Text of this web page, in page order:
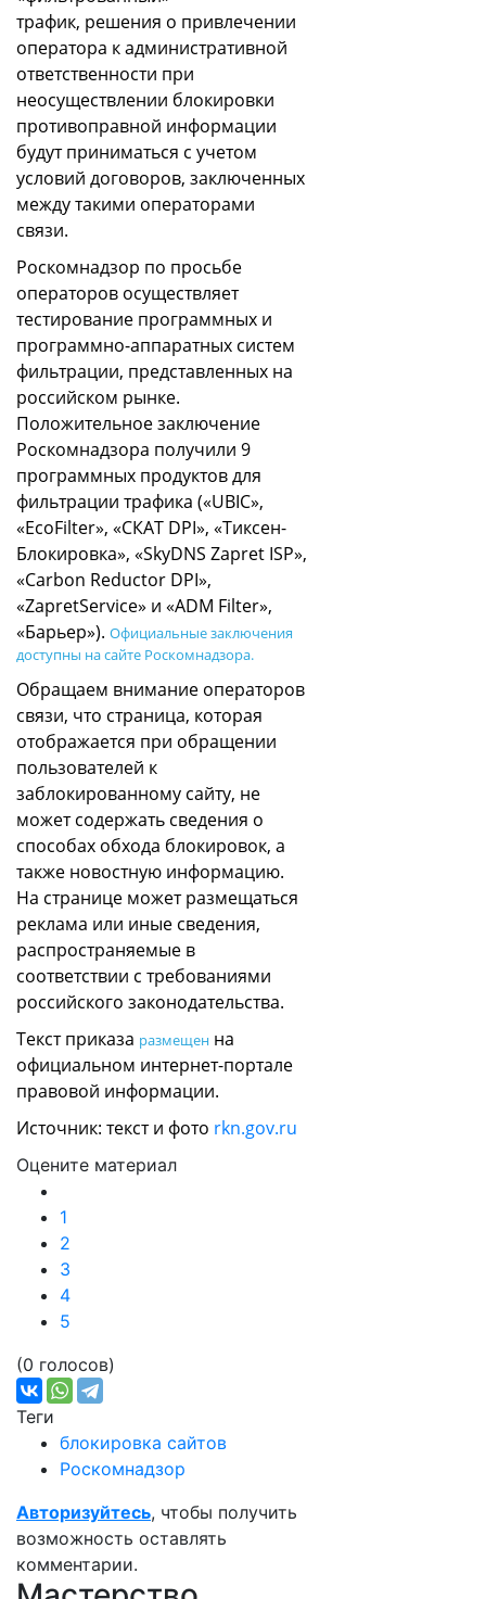
трафик, решения о привлечении
оператора к административной
ответственности при
неосуществлении блокировки
противоправной информации
будут приниматься с учетом
условий договоров, заключенных
между такими операторами
связи.
Роскомнадзор по просьбе
операторов осуществляет
тестирование программных и
программно-аппаратных систем
фильтрации, представленных на
российском рынке.
Положительное заключение
Роскомнадзора получили 9
программных продуктов для
фильтрации трафика («UBIC»,
«EcoFilter», «СКАТ DPI», «Тиксен-
Блокировка», «SkyDNS Zapret ISP»,
«Carbon Reductor DPI»,
«ZapretService» и «ADM Filter»,
«Барьер»). Официальные заключения
доступны на сайте Роскомнадзора.
Обращаем внимание операторов
связи, что страница, которая
отображается при обращении
пользователей к
заблокированному сайту, не
может содержать сведения о
способах обхода блокировок, а
также новостную информацию.
На странице может размещаться
реклама или иные сведения,
распространяемые в
соответствии с требованиями
российского законодательства.
Текст приказа размещен на
официальном интернет-портале
правовой информации.
Источник: текст и фото rkn.gov.ru
Оцените материал
1
2
3
4
5
(0 голосов)
Теги
блокировка сайтов
Роскомнадзор
Авторизуйтесь, чтобы получить
возможность оставлять
комментарии.